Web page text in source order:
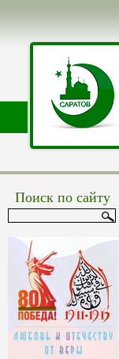
Поиск по сайту